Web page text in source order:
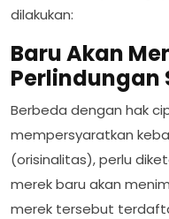
dilakukan:
Baru Akan
Perlindungan
Berbeda dengan hak
mempersyaratkan
(orisinalitas), perlu
merek baru akan
merek tersebut